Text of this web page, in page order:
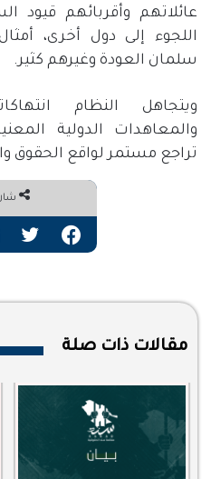
عائلاتهم وأقربائهم
اللجوء إلى دول أخرى،
سلمان العودة وغيرهم كثير.
ويتجاهل النظام
والمعاهدات الدولية
تراجع مستمر لواقع الحقوق
فيسبوك تويتر
مقالات ذات صلة